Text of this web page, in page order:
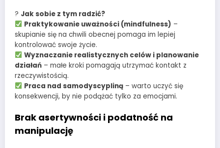
? Jak sobie z tym radzić?
Praktykowanie uważności (mindfulness) –
skupianie się na chwili obecnej pomaga im lepiej
kontrolować swoje życie.
Wyznaczanie realistycznych celów i planowanie
działań – małe kroki pomagają utrzymać kontakt z
rzeczywistością.
Praca nad samodyscypliną – warto uczyć się
konsekwencji, by nie podążać tylko za emocjami.
Brak asertywności i podatność na
manipulację